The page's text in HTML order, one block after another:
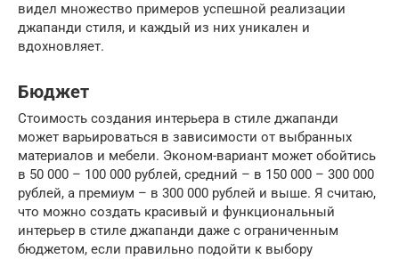
видел множество примеров успешной реализации
джапанди стиля, и каждый из них уникален и
вдохновляет.
Бюджет
Стоимость создания интерьера в стиле джапанди
может варьироваться в зависимости от выбранных
материалов и мебели. Эконом-вариант может обойтись
в 50 000 – 100 000 рублей, средний – в 150 000 – 300 000
рублей, а премиум – в 300 000 рублей и выше. Я считаю,
что можно создать красивый и функциональный
интерьер в стиле джапанди даже с ограниченным
бюджетом, если правильно подойти к выбору